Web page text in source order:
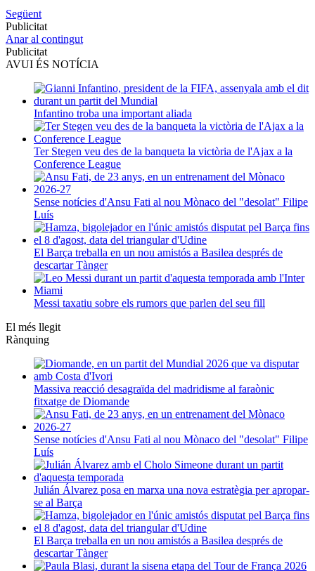
Següent
Publicitat
Anar al contingut
Publicitat
AVUI ÉS NOTÍCIA
Infantino troba una important aliada
Ter Stegen veu des de la banqueta la victòria de l'Ajax a la
Conference League
Sense notícies d'Ansu Fati al nou Mònaco del "desolat" Filipe
Luís
El Barça treballa en un nou amistós a Basilea després de
descartar Tànger
Messi taxatiu sobre els rumors que parlen del seu fill
El més llegit
Rànquing
Massiva reacció desagraïda del madridisme al faraònic
fitxatge de Diomande
Sense notícies d'Ansu Fati al nou Mònaco del "desolat" Filipe
Luís
Julián Álvarez posa en marxa una nova estratègia per apropar-
se al Barça
El Barça treballa en un nou amistós a Basilea després de
descartar Tànger